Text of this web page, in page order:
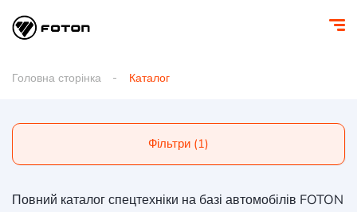
Головна сторінка Каталог
Фільтри (1)
Повний каталог спецтехніки на базі автомобілів FOTON